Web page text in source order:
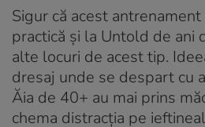
Sigur că acest
practică și la Untold de ani
alte locuri de acest tip.
dresaj unde se despart cu
Ăia de 40+ au mai prins
chema distracția pe